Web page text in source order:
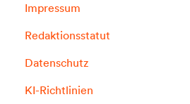
Impressum
Redaktionsstatut
Datenschutz
KI-Richtlinien